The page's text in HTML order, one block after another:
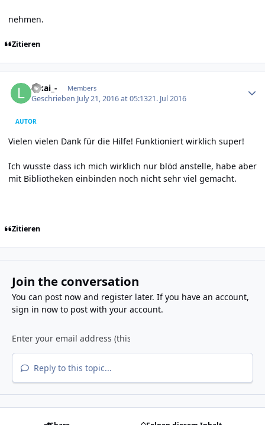
nehmen.
Zitieren
lakai_- Members
Geschrieben July 21, 2016 at 05:1321. Jul 2016
AUTOR
Vielen vielen Dank für die Hilfe! Funktioniert wirklich super!
Ich wusste dass ich mich wirklich nur blöd anstelle, habe aber
mit Bibliotheken einbinden noch nicht sehr viel gemacht.
Zitieren
Join the conversation
You can post now and register later. If you have an account,
sign in nowto post with your account.
Reply to this topic...